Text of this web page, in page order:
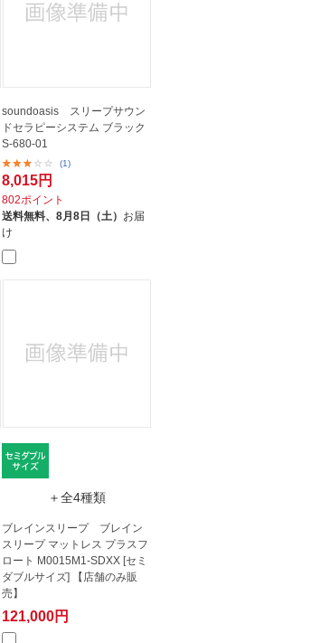
soundoasis スリープサウン
ドセラピーシステム ブラック
S-680-01
(1)
8,015円
802ポイント
送料無料、 8月8日（土） お届
け
＋全4種類
ブレインスリープ ブレイン
スリープ マットレス プラスフ
ロート M0015M1-SDXX [セミ
ダブルサイズ] 【店舗のみ販
売】
121,000円